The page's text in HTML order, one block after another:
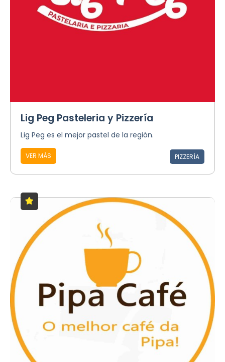
Lig Peg Pasteleria y Pizzería
Lig Peg es el mejor pastel de la región.
VER MÁS PIZZERÍA